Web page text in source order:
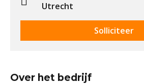
Utrecht
Solliciteer
Over het bedrijf